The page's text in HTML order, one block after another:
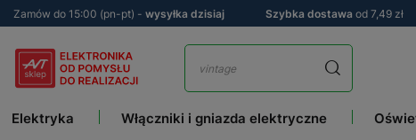
Zamów do 15:00 (pn-pt) - wysyłka dzisiaj Szybka dostawa od 7,49 zł
Elektryka Włączniki i gniazda elektryczne